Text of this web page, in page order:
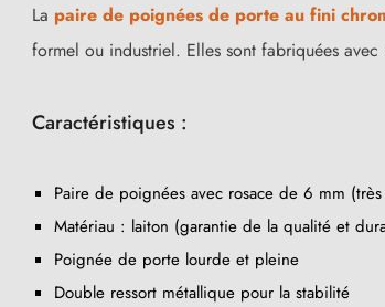
La paire de poignées de porte au fini
formel ou industriel. Elles sont fabriquées
Caractéristiques :
Paire de poignées avec rosace de 6 mm
Matériau : laiton (garantie de la qualité et
Poignée de porte lourde et pleine
Double ressort métallique pour la stabilité